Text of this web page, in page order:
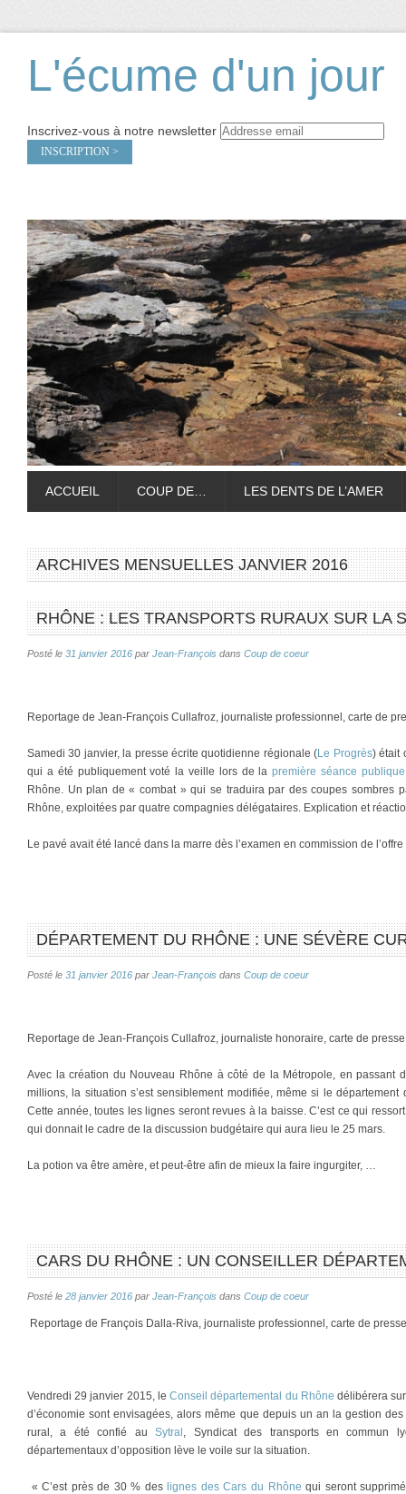
L'écume d'un jour
Inscrivez-vous à notre newsletter
ACCUEIL COUP DE… LES DENTS DE L’AMER
ARCHIVES MENSUELLESJANVIER 2016
RHÔNE : LES TRANSPORTS RURAUX SUR LA
Posté le 31 janvier 2016 par Jean-François dans Coup de coeur
Reportage de Jean-François Cullafroz, journaliste professionnel, carte de
Samedi 30 janvier, la presse écrite quotidienne régionale (Le Progrès) était
qui a été publiquement voté la veille lors de la première séance publique
Rhône. Un plan de « combat » qui se traduira par des coupes sombres
Rhône, exploitées par quatre compagnies délégataires. Explication et
Le pavé avait été lancé dans la marre dès l’examen en commission de
DÉPARTEMENT DU RHÔNE : UNE SÉVÈRE
Posté le 31 janvier 2016 par Jean-François dans Coup de coeur
Reportage de Jean-François Cullafroz, journaliste honoraire, carte de
Avec la création du Nouveau Rhône à côté de la Métropole, en passant
millions, la situation s’est sensiblement modifiée, même si le
Cette année, toutes les lignes seront revues à la baisse. C’est ce qui
qui donnait le cadre de la discussion budgétaire qui aura lieu le 25 mars.
La potion va être amère, et peut-être afin de mieux la faire ingurgiter, …
CARS DU RHÔNE : UN CONSEILLER
Posté le 28 janvier 2016 par Jean-François dans Coup de coeur
Reportage de François Dalla-Riva, journaliste professionnel, carte de
Vendredi 29 janvier 2015, leConseil départemental du Rhônedélibérera
d’économie sont envisagées, alors même que depuis un an la gestion
rural, a été confié auSytral , Syndicat des transports en commun
départementaux d’opposition lève le voile sur la situation.
« C’est près de 30 % deslignes des Cars du Rhônequi seront